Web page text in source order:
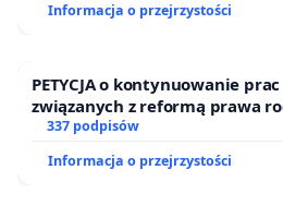
Informacja o przejrzystości
PETYCJA o kontynuowanie
związanych z reformą prawa
337 podpisów
Informacja o przejrzystości